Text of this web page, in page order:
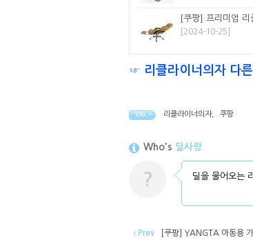
[쿠팡] 프리미엄
[2024-10-25]
☞ 리클라이너의자 다른
TAG • 리클라이너의자, 쿠팡
Who's 딜사랑
? 딜을 물어오는
Prev [쿠팡] YANGTA 아동용